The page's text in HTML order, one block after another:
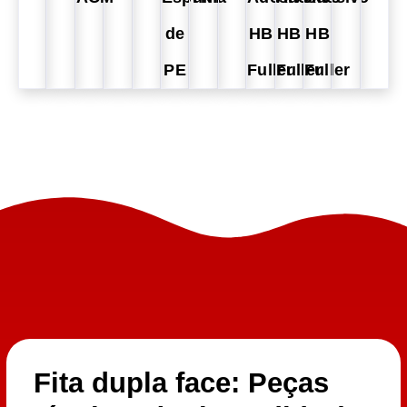
de
PE
HB
Fuller
HB
Fuller
HB
Fuller
Fita dupla face: Peças